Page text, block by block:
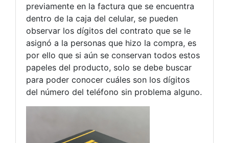
previamente en la factura que se encuentra
dentro de la caja del celular, se pueden
observar los dígitos del contrato que se le
asignó a la personas que hizo la compra, es
por ello que si aún se conservan todos estos
papeles del producto, solo se debe buscar
para poder conocer cuáles son los dígitos
del número del teléfono sin problema alguno.